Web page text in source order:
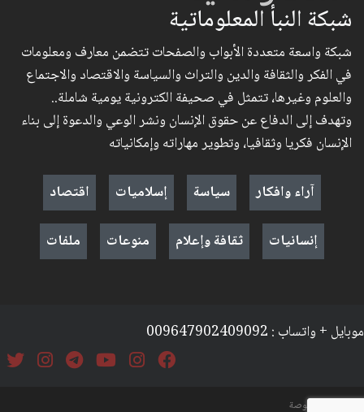
شبكة النبأ المعلوماتية
شبكة واسعة متعددة الأبواب والصفحات تتضمن معارف ومعلومات
في الفكر والثقافة والدين والتراث والسياسة والاقتصاد والاجتماع
والعلوم وغيرها، تتمثل في صحيفة الكترونية يومية شاملة..
وتهدف إلى الدفاع عن حقوق الإنسان ونشر الوعي والدعوة إلى بناء
الإنسان فكريا وثقافيا، وتطوير مهاراته وإمكانياته
آراء وافكار
سياسة إسلاميات
اقتصاد
إنسانيات
ثقافة وإعلام منوعات ملفات
موبايل + واتساب : 009647902409092
السياسة والخصوصة